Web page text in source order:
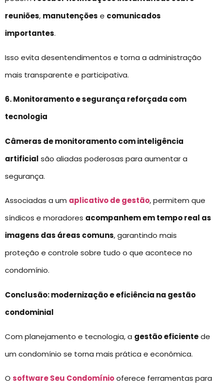
reuniões, manutenções e comunicados
importantes.
Isso evita desentendimentos e torna a administração
mais transparente e participativa.
6. Monitoramento e segurança reforçada com
tecnologia
Câmeras de monitoramento com inteligência
artificial são aliadas poderosas para aumentar a
segurança.
Associadas a um aplicativo de gestão, permitem que
síndicos e moradores acompanhem em tempo real as
imagens das áreas comuns, garantindo mais
proteção e controle sobre tudo o que acontece no
condomínio.
Conclusão: modernização e eficiência na gestão
condominial
Com planejamento e tecnologia, a gestão eficientede
um condomínio se torna mais prática e econômica.
O software Seu Condomíniooferece ferramentas para